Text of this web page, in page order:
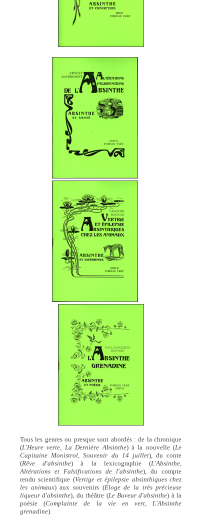
Tous les genres ou presque sont abordés : de la chronique
(L'Heure verte, La Dernière Absinthe) à la nouvelle (Le
Capitaine Monistrol, Souvenir du 14 juillet), du conte
(Rêve d'absinthe) à la lexicographie (L'Absinthe,
Altérations et Falsifications de l'absinthe), du compte
rendu scientifique (Vertige et épilepsie absinthiques chez
les animaux) aux souvenirs (Éloge de la très précieuse
liqueur d'absinthe), du théâtre (Le Buveur d'absinthe) à la
poésie (Complainte de la vie en vert, L'Absinthe
grenadine).